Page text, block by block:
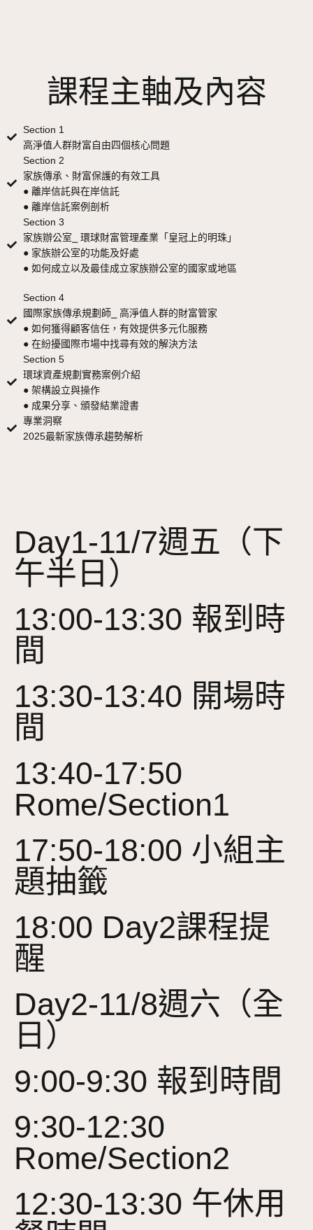
課程主軸及內容
Section 1
高淨值人群財富自由四個核心問題
Section 2
家族傳承、財富保護的有效工具
● 離岸信託與在岸信託
● 離岸信託案例剖析
Section 3
家族辦公室⎯ 環球財富管理產業「皇冠上的明珠」
● 家族辦公室的功能及好處
● 如何成立以及最佳成立家族辦公室的國家或地區
Section 4
國際家族傳承規劃師⎯ 高淨值人群的財富管家
● 如何獲得顧客信任，有效提供多元化服務
● 在紛擾國際市場中找尋有效的解決方法
Section 5
環球資產規劃實務案例介紹
● 架構設立與操作
● 成果分享、頒發結業證書
專業洞察
2025最新家族傳承趨勢解析
Day1-11/7週五（下
午半日）
13:00-13:30 報到時
間
13:30-13:40 開場時
間
13:40-17:50
Rome/Section1
17:50-18:00 小組主
題抽籤
18:00 Day2課程提
醒
Day2-11/8週六（全
日）
9:00-9:30 報到時間
9:30-12:30
Rome/Section2
12:30-13:30 午休用